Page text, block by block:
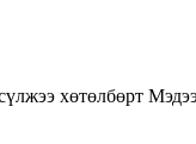
хөтөлбөрт